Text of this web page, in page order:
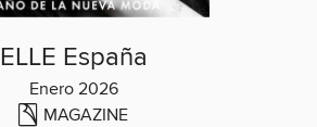
ELLE España
Enero 2026
MAGAZINE